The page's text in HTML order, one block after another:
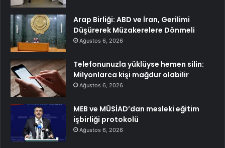
Arap Birliği: ABD ve İran, Gerilimi
Düşürerek Müzakerelere Dönmeli
Ağustos 6, 2026
Telefonunuzla yüklüyse hemen silin:
Milyonlarca kişi mağdur olabilir
Ağustos 6, 2026
MEB ve MÜSİAD’dan mesleki eğitim
işbirliği protokolü
Ağustos 6, 2026